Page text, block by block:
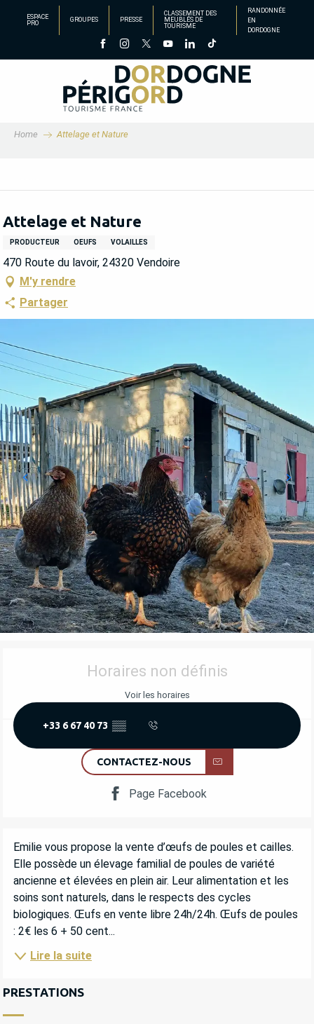
principal
ESPACE
PRO
GROUPES PRESSE
CLASSEMENT DES
MEUBLÉS DE
TOURISME
RANDONNÉE
EN
DORDOGNE
Home Attelage et Nature
Attelage et Nature
PRODUCTEUR OEUFS VOLAILLES
470 Route du lavoir, 24320 Vendoire
M'y rendre
Partager
OUVERTURE ET COORDONNÉES
Horaires non définis
Voir les horaires
+33 6 67 40 73 ▒▒
CONTACTEZ-NOUS
Page Facebook
DESCRIPTION
Emilie vous propose la vente d’œufs de poules et cailles.
Elle possède un élevage familial de poules de variété
ancienne et élevées en plein air. Leur alimentation et les
soins sont naturels, dans le respects des cycles
biologiques. Œufs en vente libre 24h/24h. Œufs de poules
: 2€ les 6 + 50 cent...
Lire la suite
PRESTATIONS